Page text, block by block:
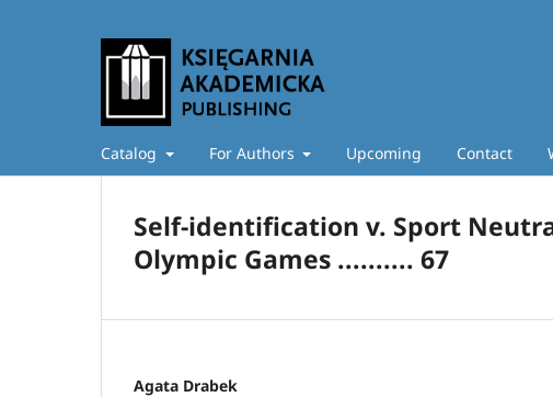
Catalog For Authors Upcoming Contact
Self-identification v. Sport
Olympic Games .......... 67
Agata Drabek